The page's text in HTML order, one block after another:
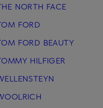
NORTH FACE
FORD
FORD BEAUTY
HILFIGER